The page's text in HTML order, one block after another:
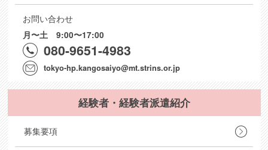
お問い合わせ
月〜土 9:00〜17:00
080-9651-4983
tokyo-hp.kangosaiyo@mt.strins.or.jp
経験者・経験者派遣紹介
募集要項